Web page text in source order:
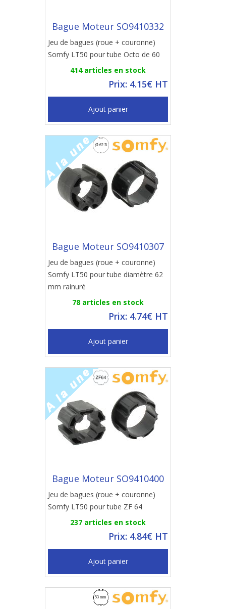
Bague Moteur SO9410332
Jeu de bagues (roue + couronne)
Somfy LT50 pour tube Octo de 60
414 articles en stock
Prix: 4.15€ HT
Ajout panier
Bague Moteur SO9410307
Jeu de bagues (roue + couronne)
Somfy LT50 pour tube diamètre 62
mm rainuré
78 articles en stock
Prix: 4.74€ HT
Ajout panier
Bague Moteur SO9410400
Jeu de bagues (roue + couronne)
Somfy LT50 pour tube ZF 64
237 articles en stock
Prix: 4.84€ HT
Ajout panier